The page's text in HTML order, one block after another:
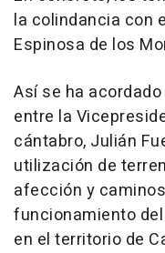
la colindancia con
Espinosa de los
Así se ha
entre la
cántabro, Julián
utilización de
afección y
funcionamiento
en el territorio de